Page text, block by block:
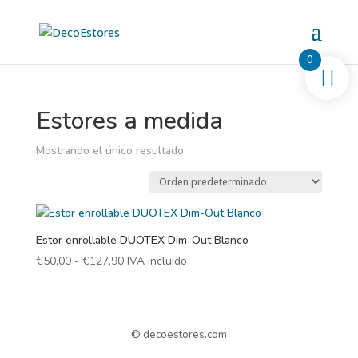
Estores a medida
Mostrando el único resultado
Estor enrollable DUOTEX Dim-Out Blanco
€50,00 - €127,90Rango
€50,00
IVA incluido
© decoestores.com
0